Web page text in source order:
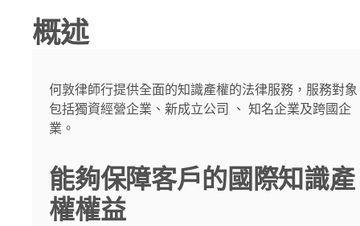
識
產
概述
何敦律師行提供全面的知識產權的法律服務，服務對象
包括獨資經營企業、新成立公司 、 知名企業及跨國企
業。
能夠保障客戶的國際知識產
權權益